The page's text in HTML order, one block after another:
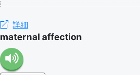
詳細
maternal affection